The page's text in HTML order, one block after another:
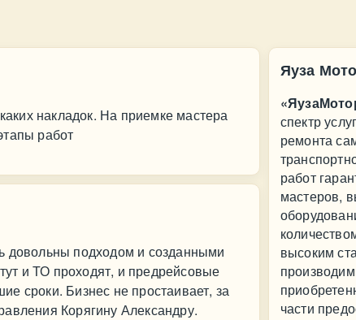
накладок. На приемке мастера
работ
довольны подходом и созданными
и ТО проходят, и предрейсовые
сроки. Бизнес не простаивает, за
Корягину Александру.
Яуза
спектр
ремонта
работ
мастеров,
высоким
части